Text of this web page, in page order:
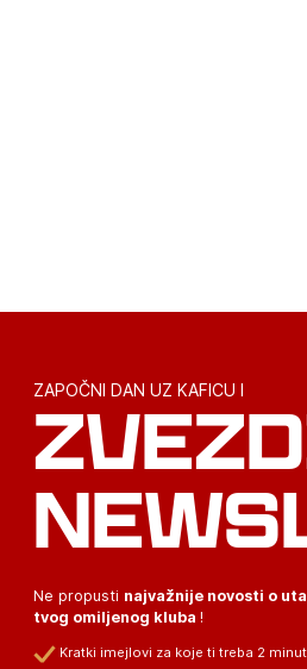
ZAPOČNI DAN UZ KAFICU I
Ne propusti najvažnije novosti o
tvog omiljenog kluba !
Kratki imejlovi za koje ti treba 2